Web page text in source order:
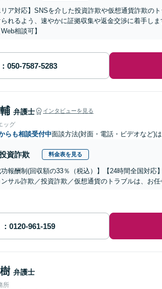
リア対応】SNSを介した投資詐欺や仮想通貨詐欺の
れるよう、速やかに証拠収集や返金交渉に着手し
相談可】
弁護士 インタビューを見る
ッグ
らも相談受付中面談方法(対面・電話・ビデオなど)
資詐欺 料金表を見る
功報酬制(回収額の33％（税込）】【24時間全国対
サル詐欺／投資詐欺／仮想通貨のトラブルは、お
弁護士
所